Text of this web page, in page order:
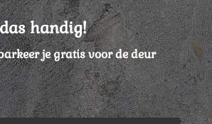
handig!
je gratis voor de deur